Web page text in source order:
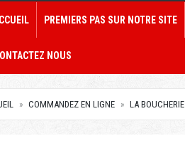
PREMIERS PAS SUR NOTRE SITE
NOUS
COMMANDEZ EN LIGNE LA BOUCHERIE